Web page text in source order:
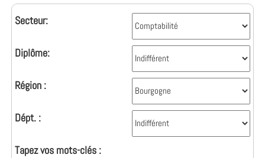
Secteur:
Diplôme:
Région :
Dépt. :
Tapez vos mots-clés :